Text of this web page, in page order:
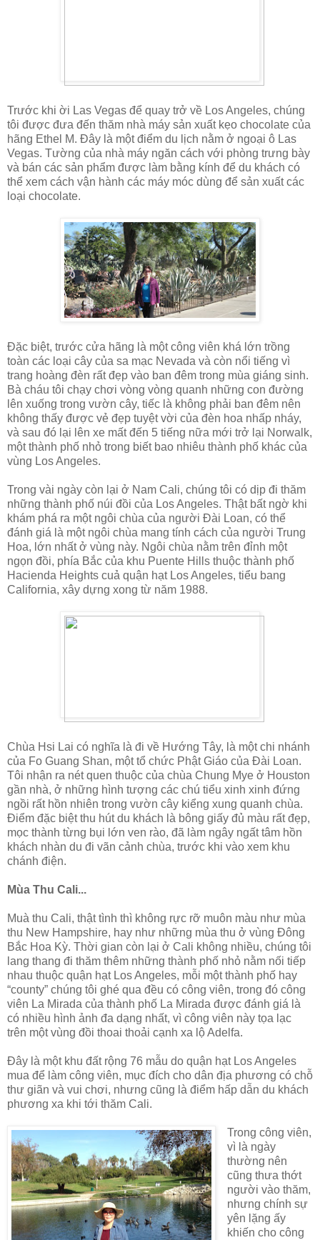
Trước khi ời Las Vegas để quay trở về Los Angeles, chúng
tôi được đưa đến thăm nhà máy sản xuất kẹo chocolate của
hãng Ethel M. Đây là một điểm du lịch nằm ở ngoại ô Las
Vegas. Tường của nhà máy ngăn cách với phòng trưng bày
và bán các sản phẩm được làm bằng kính để du khách có
thể xem cách vận hành các máy móc dùng để sản xuất các
loại chocolate.
Đặc biệt, trước cửa hãng là một công viên khá lớn trồng
toàn các loại cây của sa mạc Nevada và còn nổi tiếng vì
trang hoàng đèn rất đẹp vào ban đêm trong mùa giáng sinh.
Bà cháu tôi chạy chơi vòng vòng quanh những con đường
lên xuống trong vườn cây, tiếc là không phải ban đêm nên
không thấy được vẻ đẹp tuyệt vời của đèn hoa nhấp nháy,
và sau đó lại lên xe mất đến 5 tiếng nữa mới trở lại Norwalk,
một thành phố nhỏ trong biết bao nhiêu thành phố khác của
vùng Los Angeles.
Trong vài ngày còn lại ở Nam Cali, chúng tôi có dịp đi thăm
những thành phố núi đồi của Los Angeles. Thật bất ngờ khi
khám phá ra một ngôi chùa của người Đài Loan, có thể
đánh giá là một ngôi chùa mang tính cách của người Trung
Hoa, lớn nhất ở vùng này. Ngôi chùa nằm trên đỉnh một
ngọn đồi, phía Bắc của khu Puente Hills thuộc thành phố
Hacienda Heights cuả quận hạt Los Angeles, tiểu bang
California, xây dựng xong từ năm 1988.
Chùa Hsi Lai có nghĩa là đi về Hướng Tây, là một chi nhánh
của Fo Guang Shan, một tổ chức Phật Giáo của Đài Loan.
Tôi nhận ra nét quen thuộc của chùa Chung Mye ở Houston
gần nhà, ở những hình tượng các chú tiểu xinh xinh đứng
ngồi rất hồn nhiên trong vườn cây kiểng xung quanh chùa.
Điểm đặc biệt thu hút du khách là bông giấy đủ màu rất đẹp,
mọc thành từng bụi lớn ven rào, đã làm ngây ngất tâm hồn
khách nhàn du đi vãn cảnh chùa, trước khi vào xem khu
chánh điện.
Mùa Thu Cali...
Muà thu Cali, thật tình thì không rực rỡ muôn màu như mùa
thu New Hampshire, hay như những mùa thu ở vùng Đông
Bắc Hoa Kỳ. Thời gian còn lại ở Cali không nhiều, chúng tôi
lang thang đi thăm thêm những thành phố nhỏ nằm nối tiếp
nhau thuộc quận hạt Los Angeles, mỗi một thành phố hay
“county” chúng tôi ghé qua đều có công viên, trong đó công
viên La Mirada của thành phố La Mirada được đánh giá là
có nhiều hình ảnh đa dạng nhất, vì công viên này tọa lạc
trên một vùng đồi thoai thoải cạnh xa lộ Adelfa.
Đây là một khu đất rộng 76 mẫu do quận hạt Los Angeles
mua để làm công viên, mục đích cho dân địa phương có chỗ
thư giãn và vui chơi, nhưng cũng là điểm hấp dẫn du khách
phương xa khi tới thăm Cali.
Trong công viên,
vì là ngày
thường nên
cũng thưa thớt
người vào thăm,
nhưng chính sự
yên lặng ấy
khiến cho công